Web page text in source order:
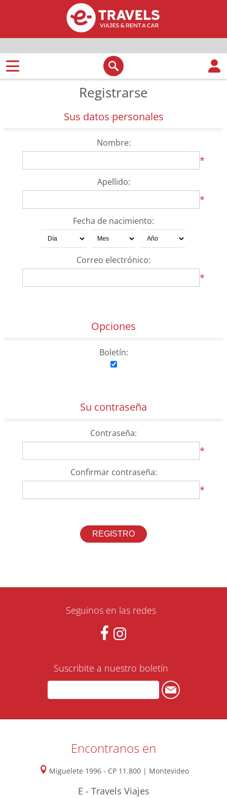
Registrarse
Sus datos personales
Nombre:
*
Apellido:
*
Fecha de nacimiento:
Correo electrónico:
*
Opciones
Boletín:
Su contraseña
Contraseña:
*
Confirmar contraseña:
*
Seguinos en las redes
Suscribite a nuestro boletín
Encontranos en
Miguelete 1996 - CP 11.800 | Montevideo
E - Travels Viajes